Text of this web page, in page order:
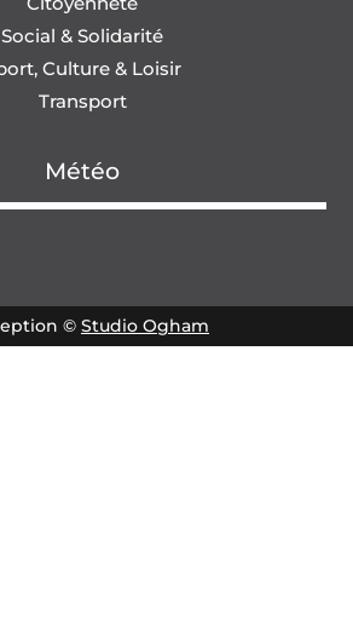
Social & Solidarité
Culture & Loisir
Transport
Météo
© Studio Ogham